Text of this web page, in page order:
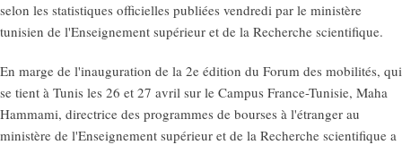
selon les statistiques officielles publiées vendredi par le ministère
tunisien de l'Enseignement supérieur et de la Recherche scientifique.
En marge de l'inauguration de la 2e édition du Forum des mobilités, qui
se tient à Tunis les 26 et 27 avril sur le Campus France-Tunisie, Maha
Hammami, directrice des programmes de bourses à l'étranger au
ministère de l'Enseignement supérieur et de la Recherche scientifique a